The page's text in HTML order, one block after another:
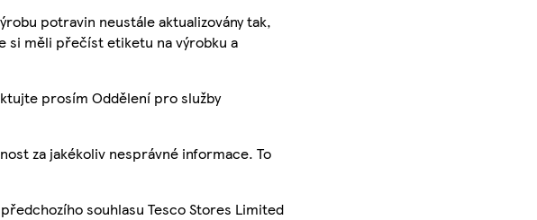
potravin neustále aktualizovány tak,
si měli přečíst etiketu na výrobku a
prosím Oddělení pro služby
za jakékoliv nesprávné informace. To
souhlasu Tesco Stores Limited